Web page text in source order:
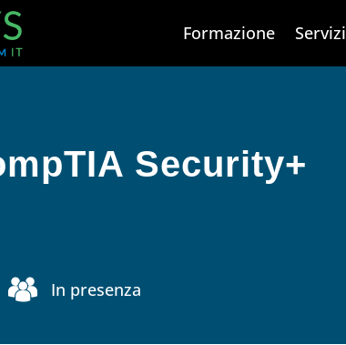
Formazione Servizi
Security+
In presenza